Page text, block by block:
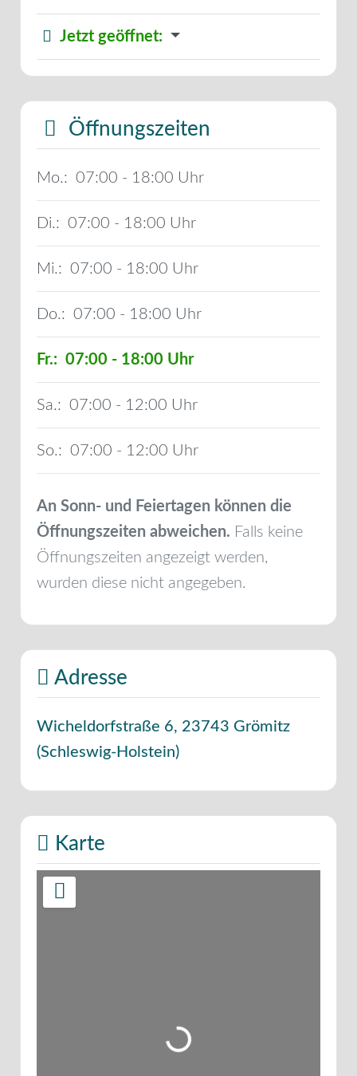
Jetzt geöffnet:
Öffnungszeiten
Mo.: 07:00 - 18:00
Di.: 07:00 - 18:00
Mi.: 07:00 - 18:00
Do.: 07:00 - 18:00
Fr.: 07:00 - 18:00
Sa.: 07:00 - 12:00
So.: 07:00 - 12:00
An Sonn- und Feiertagen können die
Öffnungszeiten abweichen. Falls keine
Öffnungszeiten angezeigt werden,
wurden diese nicht angegeben.
Adresse
Wicheldorfstraße 6, 23743 Grömitz
(Schleswig-Holstein)
Karte